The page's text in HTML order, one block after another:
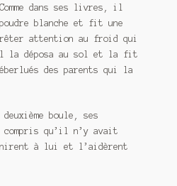
dans ses livres, il
blanche et fit une
attention au froid qui
Il la déposa au sol et la fit
des parents qui la
boule, ses
compris qu’il n’y avait
à lui et l’aidèrent